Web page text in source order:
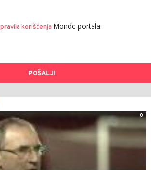
pravila korišćenja Mondo portala.
POŠALJI
0